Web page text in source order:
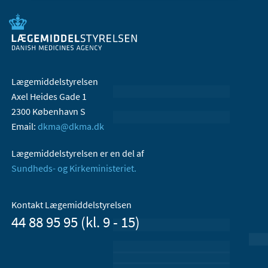
Lægemiddelstyrelsen
Axel Heides Gade 1
2300 København S
Email: dkma@dkma.dk
Lægemiddelstyrelsen er en del af
Sundheds- og Kirkeministeriet.
Kontakt Lægemiddelstyrelsen
44 88 95 95 (kl. 9 - 15)